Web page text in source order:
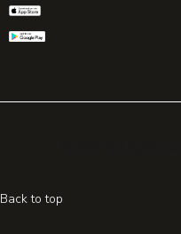
Back to top